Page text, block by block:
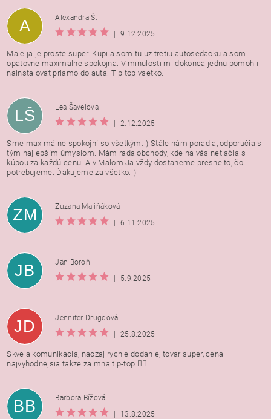
A
Alexandra Š.
|
9.12.2025
Male ja je proste super. Kupila som tu uz tretiu autosedacku a som
opatovne maximalne spokojna. V minulosti mi dokonca jednu pomohli
nainstalovat priamo do auta. Tip top vsetko.
LŠ
Lea Šavelova
|
2.12.2025
Sme maximálne spokojní so všetkým:-) Stále nám poradia, odporučia s
tým najlepším úmyslom. Mám rada obchody, kde na vás netlačia s
kúpou za každú cenu! A v Malom Ja vždy dostaneme presne to, čo
potrebujeme. Ďakujeme za všetko:-)
ZM
Zuzana Maliňáková
|
6.11.2025
JB
Ján Boroň
|
5.9.2025
JD
Jennifer Drugdová
|
25.8.2025
Skvela komunikacia, naozaj rychle dodanie, tovar super, cena
najvyhodnejsia takze za mna tip-top 👍🏻
BB
Barbora Bížová
|
13.8.2025